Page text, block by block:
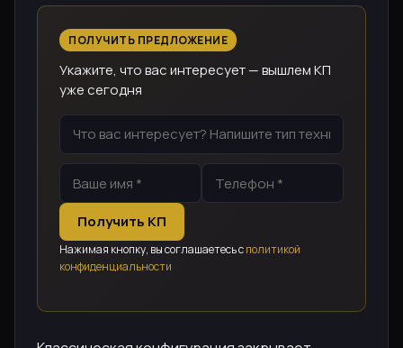
ПОЛУЧИТЬ ПРЕДЛОЖЕНИЕ
Укажите, что вас интересует — вышлем КП
уже сегодня
Получить КП
Нажимая кнопку, вы соглашаетесь сполитикой
конфиденциальности